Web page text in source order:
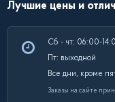
Лучшие цены и
Сб - чт: 06:00-
Пт: выходной
Все дни, кроме
Заказы на сайте